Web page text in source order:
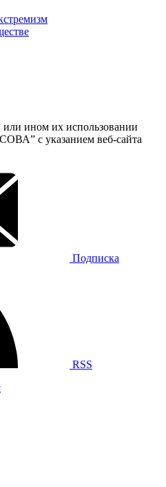
или ином их использовании
с указанием веб-сайта
Подписка
RSS